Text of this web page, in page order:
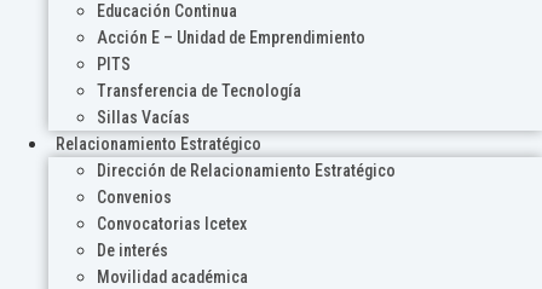
Educación Continua
Acción E – Unidad de Emprendimiento
PITS
Transferencia de Tecnología
Sillas Vacías
Relacionamiento Estratégico
Dirección de Relacionamiento Estratégico
Convenios
Convocatorias Icetex
De interés
Movilidad académica